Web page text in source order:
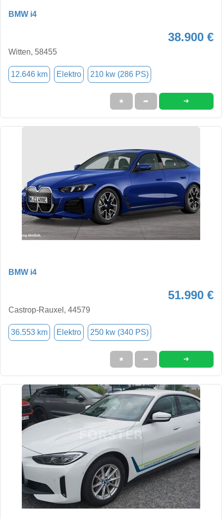
BMW i4
38.900 €
Witten, 58455
12.646 km Elektro 210 kw (286 PS)
★ ➦ ➜
BMW i4
51.990 €
Castrop-Rauxel, 44579
36.553 km Elektro 250 kw (340 PS)
★ ➦ ➜